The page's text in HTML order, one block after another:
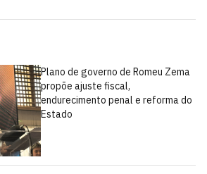
Plano de governo de Romeu Zema
propõe ajuste fiscal,
endurecimento penal e reforma do
Estado